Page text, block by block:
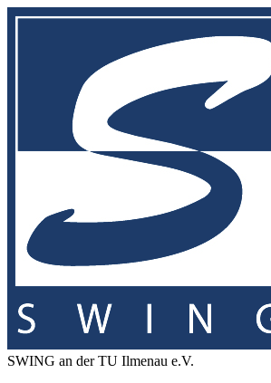
SWING an der TU Ilmenau e.V.